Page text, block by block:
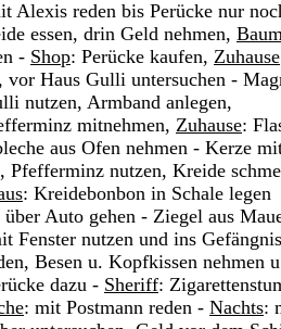
Alexis reden bis Perücke nur
essen, drin Geld nehmen,
- Shop: Perücke kaufen, Zuhause
vor Haus Gulli untersuchen -
nutzen, Armband anlegen,
mitnehmen, Zuhause:
aus Ofen nehmen - Kerze
Pfefferminz nutzen, Kreide
: Kreidebonbon in Schale legen
über Auto gehen - Ziegel aus
Fenster nutzen und ins Gefängnis
Besen u. Kopfkissen nehmen
dazu - Sheriff:
: mit Postmann reden - Nachts: